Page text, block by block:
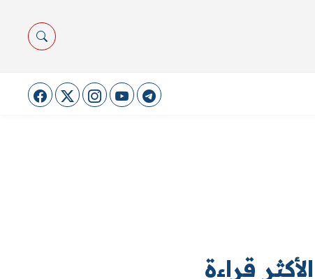
الأكثر قراءة